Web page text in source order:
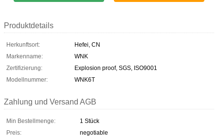
Produktdetails
Herkunftsort:
Hefei, CN
Markenname:
WNK
Zertifizierung:
Explosion proof, SGS, ISO9001
Modellnummer:
WNK6T
Zahlung und Versand AGB
Min Bestellmenge:
1 Stück
Preis:
negotiable